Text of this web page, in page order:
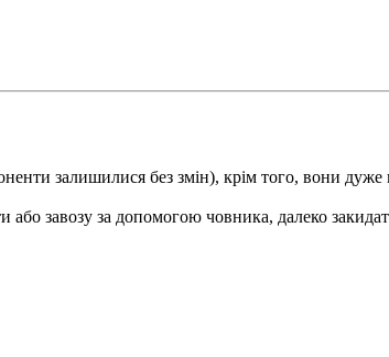
залишилися без змін), крім того, вони
або завозу за допомогою човника, далеко